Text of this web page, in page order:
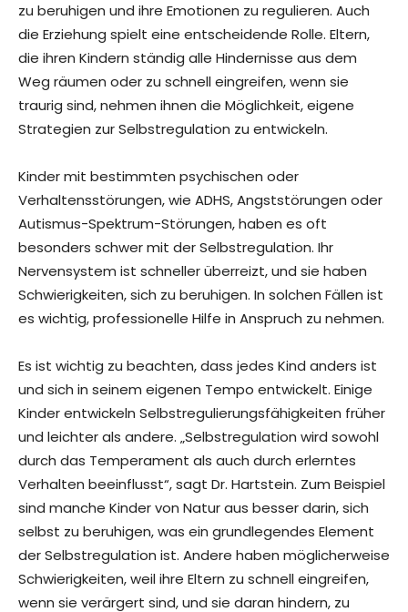
zu beruhigen und ihre Emotionen zu regulieren. Auch
die Erziehung spielt eine entscheidende Rolle. Eltern,
die ihren Kindern ständig alle Hindernisse aus dem
Weg räumen oder zu schnell eingreifen, wenn sie
traurig sind, nehmen ihnen die Möglichkeit, eigene
Strategien zur Selbstregulation zu entwickeln.
Kinder mit bestimmten psychischen oder
Verhaltensstörungen, wie ADHS, Angststörungen oder
Autismus-Spektrum-Störungen, haben es oft
besonders schwer mit der Selbstregulation. Ihr
Nervensystem ist schneller überreizt, und sie haben
Schwierigkeiten, sich zu beruhigen. In solchen Fällen ist
es wichtig, professionelle Hilfe in Anspruch zu nehmen.
Es ist wichtig zu beachten, dass jedes Kind anders ist
und sich in seinem eigenen Tempo entwickelt. Einige
Kinder entwickeln Selbstregulierungsfähigkeiten früher
und leichter als andere. „Selbstregulation wird sowohl
durch das Temperament als auch durch erlerntes
Verhalten beeinflusst“, sagt Dr. Hartstein. Zum Beispiel
sind manche Kinder von Natur aus besser darin, sich
selbst zu beruhigen, was ein grundlegendes Element
der Selbstregulation ist. Andere haben möglicherweise
Schwierigkeiten, weil ihre Eltern zu schnell eingreifen,
wenn sie verärgert sind, und sie daran hindern, zu